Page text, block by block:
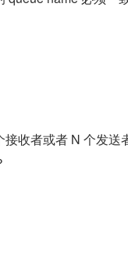
收者或者 N 个发送